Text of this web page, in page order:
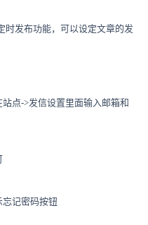
时发布功能，可以设定文章的发
点->发信设置里面输入邮箱和
记密码按钮